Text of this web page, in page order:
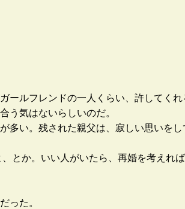
ルフレンドの一人くらい、許してくれ
う気はないらしいのだ。
多い。残された親父は、寂しい思いを
とか。いい人がいたら、再婚を考えれば
った。